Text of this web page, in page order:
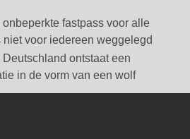
fastpass voor alle
voor iedereen weggelegd
ontstaat een
in de vorm van een wolf